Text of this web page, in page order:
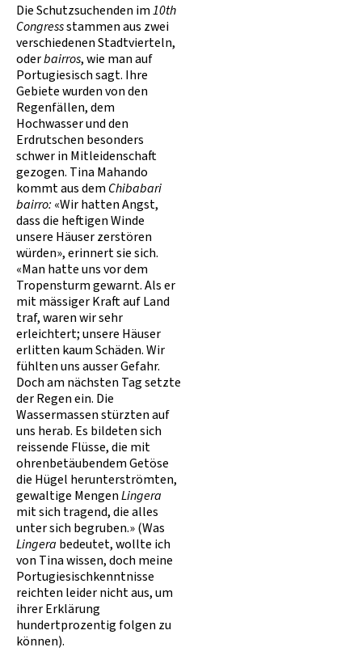
Die Schutzsuchenden im10th
Congressstammen aus zwei
verschiedenen Stadtvierteln,
oderbairros, wie man auf
Portugiesisch sagt. Ihre
Gebiete wurden von den
Regenfällen, dem
Hochwasser und den
Erdrutschen besonders
schwer in Mitleidenschaft
gezogen. Tina Mahando
kommt aus demChibabari
bairro: «Wir hatten Angst,
dass die heftigen Winde
unsere Häuser zerstören
würden», erinnert sie sich.
«Man hatte uns vor dem
Tropensturm gewarnt. Als er
mit mässiger Kraft auf Land
traf, waren wir sehr
erleichtert; unsere Häuser
erlitten kaum Schäden. Wir
fühlten uns ausser Gefahr.
Doch am nächsten Tag setzte
der Regen ein. Die
Wassermassen stürzten auf
uns herab. Es bildeten sich
reissende Flüsse, die mit
ohrenbetäubendem Getöse
die Hügel herunterströmten,
gewaltige MengenLingera
mit sich tragend, die alles
unter sich begruben.» (Was
Lingera bedeutet, wollte ich
von Tina wissen, doch meine
Portugiesischkenntnisse
reichten leider nicht aus, um
ihrer Erklärung
hundertprozentig folgen zu
können).